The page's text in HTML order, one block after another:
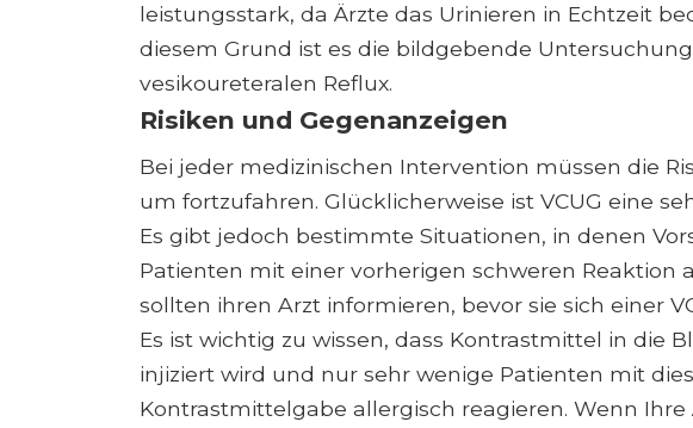
leistungsstark, da Ärzte das Urinieren in Echtzeit
diesem Grund ist es die bildgebende
vesikoureteralen Reflux.
Risiken und Gegenanzeigen
Bei jeder medizinischen Intervention müssen die
um fortzufahren. Glücklicherweise ist VCUG eine
Es gibt jedoch bestimmte Situationen, in denen
Patienten mit einer vorherigen schweren Reaktion
sollten ihren Arzt informieren, bevor sie sich einer
Es ist wichtig zu wissen, dass Kontrastmittel in die
injiziert wird und nur sehr wenige Patienten mit
Kontrastmittelgabe allergisch reagieren. Wenn